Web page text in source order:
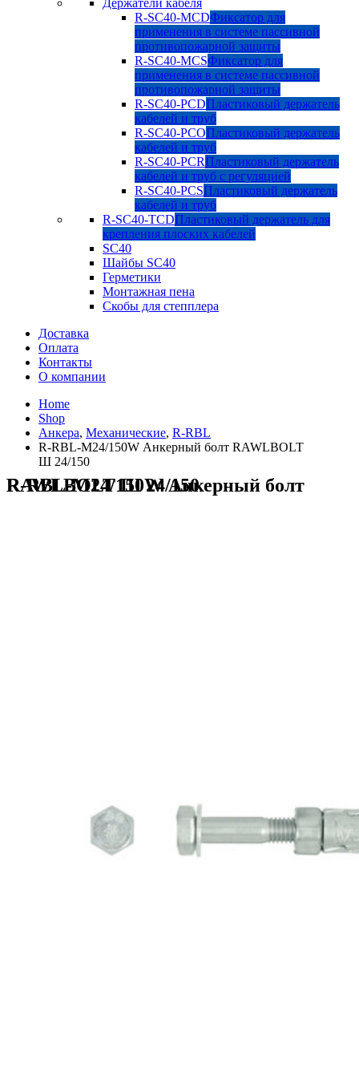
Держатели кабеля
R-SC40-MCDФиксатор для
применения в системе пассивной
противопожарной защиты
R-SC40-MCSФиксатор для
применения в системе пассивной
противопожарной защиты
R-SC40-PCDПластиковый держатель
кабелей и труб
R-SC40-PCOПластиковый держатель
кабелей и труб
R-SC40-PCRПластиковый держатель
кабелей и труб с регуляцией
R-SC40-PCSПластиковый держатель
кабелей и труб
R-SC40-TCDПластиковый держатель для
крепления плоских кабелей
SC40
Шайбы SC40
Герметики
Монтажная пена
Скобы для степплера
Доставка
Оплата
Контакты
О компании
Home
Shop
Анкера, Механические, R-RBL
R-RBL-M24/150W Анкерный болт RAWLBOLT
Ш 24/150
R-RBL-M24/150W Анкерный болт RAWLBOLT Ш 24/150